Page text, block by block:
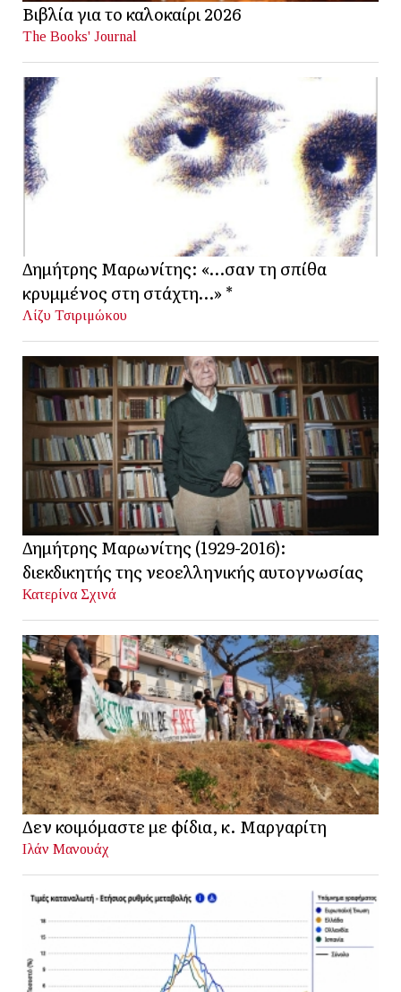
Βιβλία για το καλοκαίρι 2026
The Books' Journal
Δημήτρης Μαρωνίτης: «…σαν τη σπίθα
κρυμμένος στη στάχτη…» *
Λίζυ Τσιριμώκου
Δημήτρης Μαρωνίτης (1929-2016):
διεκδικητής της νεοελληνικής αυτογνωσίας
Κατερίνα Σχινά
Δεν κοιμόμαστε με φίδια, κ. Μαργαρίτη
Ιλάν Μανουάχ